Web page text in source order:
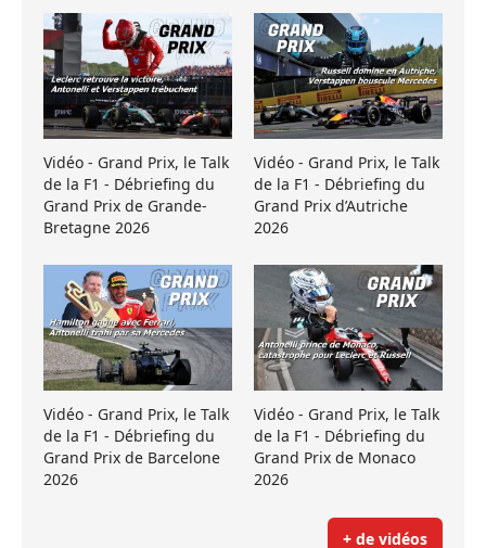
Vidéo - Grand Prix, le Talk
de la F1 - Débriefing du
Grand Prix de Grande-
Bretagne 2026
Vidéo - Grand Prix, le Talk
de la F1 - Débriefing du
Grand Prix d’Autriche
2026
Vidéo - Grand Prix, le Talk
de la F1 - Débriefing du
Grand Prix de Barcelone
2026
Vidéo - Grand Prix, le Talk
de la F1 - Débriefing du
Grand Prix de Monaco
2026
+ de vidéos